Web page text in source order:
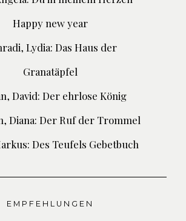
Happy new year
Lydia: Das Haus der
Granatäpfel
David: Der ehrlose König
Diana: Der Ruf der Trommel
Des Teufels Gebetbuch
EMPFEHLUNGEN